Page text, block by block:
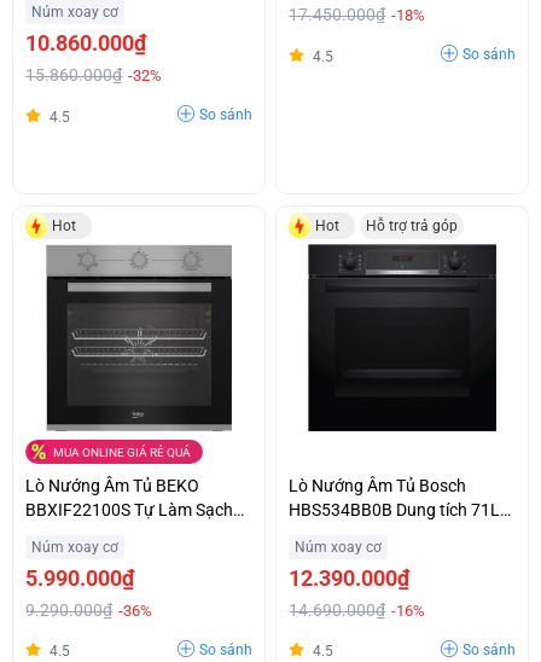
Núm xoay cơ
10.860.000₫
15.860.000₫ -32%
4.5 So sánh
17.450.000₫ -18%
4.5 So sánh
Hot
MUA ONLINE GIÁ RẺ QUÁ
Lò Nướng Âm Tủ BEKO
BBXIF22100S Tự Làm Sạch
Núm xoay cơ
5.990.000₫
9.290.000₫ -36%
4.5 So sánh
Hot Hỗ trợ trả góp
Lò Nướng Âm Tủ Bosch
HBS534BB0B Dung tích 71L
Núm xoay cơ
12.390.000₫
14.690.000₫ -16%
4.5 So sánh